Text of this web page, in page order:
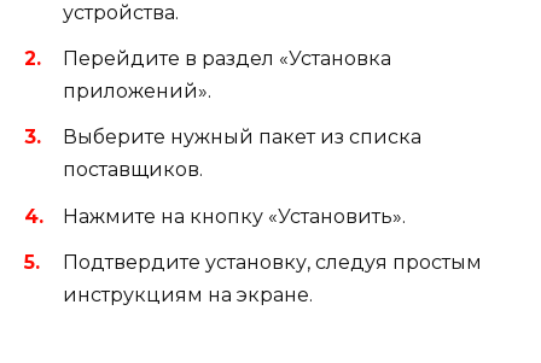
устройства.
Перейдите в раздел «Установка
приложений».
Выберите нужный пакет из списка
поставщиков.
Нажмите на кнопку «Установить».
Подтвердите установку, следуя простым
инструкциям на экране.